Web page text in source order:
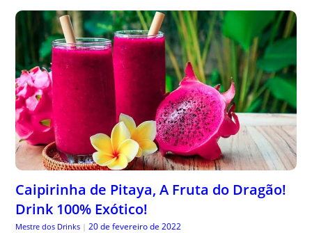
Caipirinha de Pitaya, A Fruta do Dragão!
Drink 100% Exótico!
Mestre dos Drinks | 20 de fevereiro de 2022